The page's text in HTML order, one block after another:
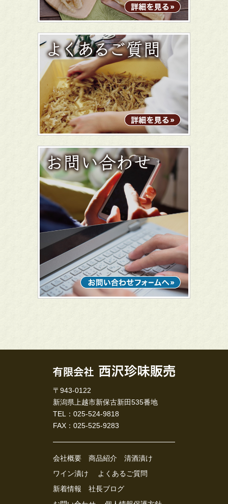
〒943-0122
新潟県上越市新保古新田535番地
TEL：025-524-9818
FAX：025-525-9283
会社概要 商品紹介
清酒漬け
ワイン漬け
よくあるご質問
新着情報
社長ブログ